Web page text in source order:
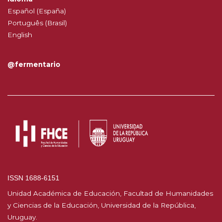
Español (España)
Português (Brasil)
English
@fermentario
ISSN 1688-6151
Unidad Académica de Educación, Facultad de Humanidades
y Ciencias de la Educación, Universidad de la República,
Uruguay.